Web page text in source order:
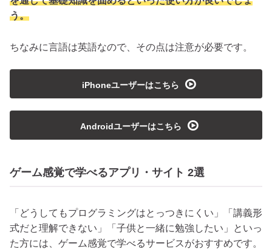
う。
ちなみに言語は英語なので、その点は注意が必要です。
iPhoneユーザーはこちら playmedia
Androidユーザーはこちら playmedia
ゲーム感覚で学べるアプリ・サイト 2選
「どうしてもプログラミングはとっつきにくい」「講義形
式だと理解できない」「子供と一緒に勉強したい」といっ
た方には、ゲーム感覚で学べるサービスがおすすめです。